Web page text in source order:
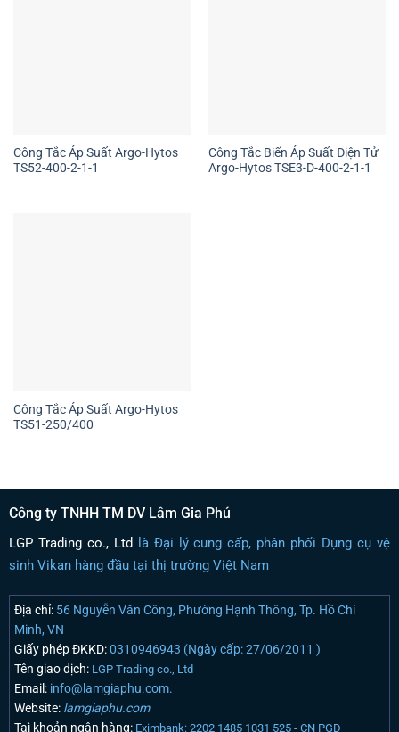
Công Tắc Áp Suất Argo-Hytos
TS52-400-2-1-1
Công Tắc Biến Áp Suất Điện Tử
Argo-Hytos TSE3-D-400-2-1-1
Công Tắc Áp Suất Argo-Hytos
TS51-250/400
Công ty TNHH TM DV Lâm Gia Phú
LGP Trading co., Ltd là Đại lý cung cấp, phân phối Dụng cụ vệ
sinh Vikan hàng đầu tại thị trường Việt Nam
Địa chỉ:56 Nguyễn Văn Công, Phường Hạnh Thông, Tp. Hồ Chí
Minh, VN
Giấy phép ĐKKD:0310946943 (Ngày cấp: 27/06/2011 )
Tên giao dịch: LGP Trading co., Ltd
Email:info@lamgiaphu.com.
Website:lamgiaphu.com
Taì khoản ngân hàng: Eximbank: 2202 1485 1031 525 - CN PGD